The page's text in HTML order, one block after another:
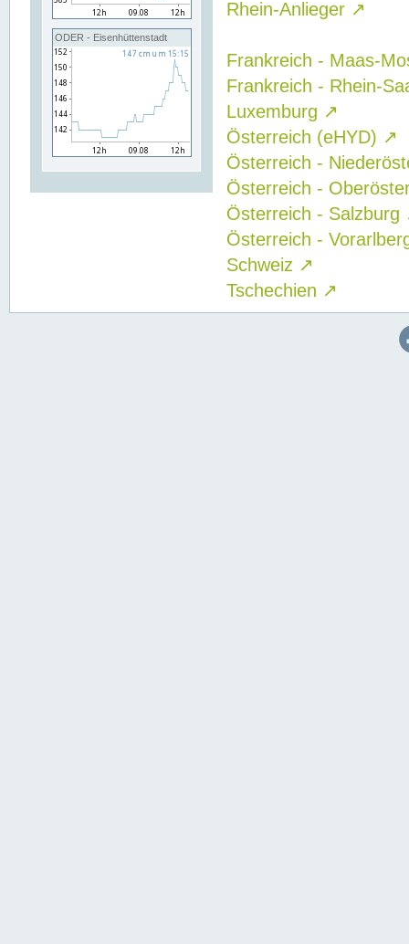
ODER - Eisenhüttenstadt
Rhein-Anlieger ↗
Frankreich - Maas-
Frankreich - Rhein-
Luxemburg ↗
Österreich (eHYD) ↗
Österreich -
Österreich -
Österreich - Salzburg
Österreich -
Schweiz ↗
Tschechien ↗